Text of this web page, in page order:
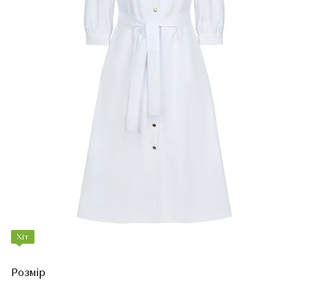
Хіт
Розмір